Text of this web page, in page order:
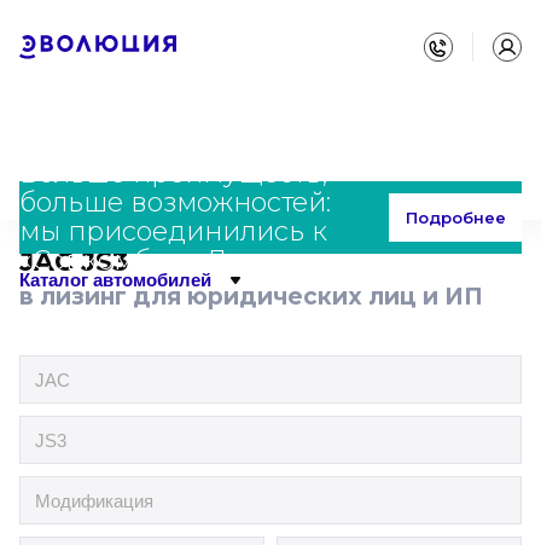
Больше преимуществ,
больше возможностей:
мы присоединились к
«Совкомбанк Лизинг»
Подробнее
Каталог автомобилей
Главная Каталог JAC JS3
JAC JS3
в лизинг для юридических лиц и ИП